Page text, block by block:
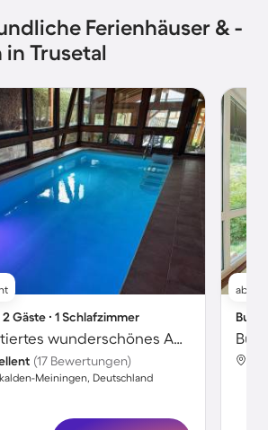
Ferienhäuser & -
Trusetal
Gäste ∙ 1 Schlafzimmer
Familienorientiertes wunderschönes Apartment mit Grill, Terrasse und Garten | Naturblick | Hunde erlaubt
(17 Bewertungen)
Meiningen, Deutschland
ab